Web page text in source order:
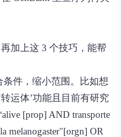
加上这 3 个技巧，能帮
条件，缩小范围。比如想
运体’功能且目前有研究
[prop] AND transporte
melanogaster"[orgn] OR